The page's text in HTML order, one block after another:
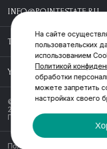
INFO@POINTESTATE.RU
TELEGRAM
YOUTUBE
© ООО «Пойнт эстейт», ИНН
2013-2025
Политика обработки
Политика
На сайте
пользовательских
использованием
Политикой
обработки
можете запретить
настройках своего